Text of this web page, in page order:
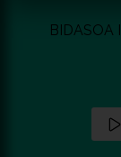
BIDASOA